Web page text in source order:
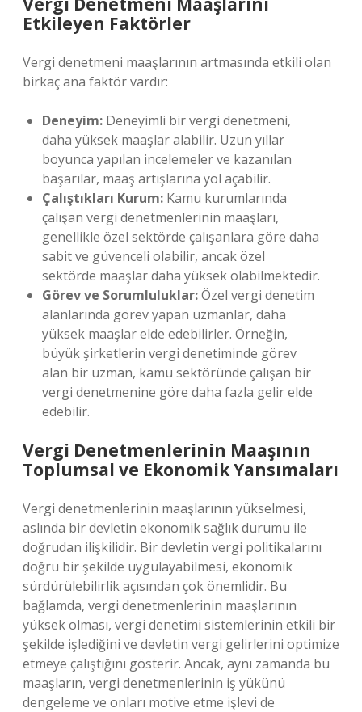
Etkileyen Faktörler
Vergi denetmeni maaşlarının artmasında etkili olan
birkaç ana faktör vardır:
Deneyim: Deneyimli bir vergi denetmeni,
daha yüksek maaşlar alabilir. Uzun yıllar
boyunca yapılan incelemeler ve kazanılan
başarılar, maaş artışlarına yol açabilir.
Çalıştıkları Kurum: Kamu kurumlarında
çalışan vergi denetmenlerinin maaşları,
genellikle özel sektörde çalışanlara göre daha
sabit ve güvenceli olabilir, ancak özel
sektörde maaşlar daha yüksek olabilmektedir.
Görev ve Sorumluluklar:Özel vergi denetim
alanlarında görev yapan uzmanlar, daha
yüksek maaşlar elde edebilirler. Örneğin,
büyük şirketlerin vergi denetiminde görev
alan bir uzman, kamu sektöründe çalışan bir
vergi denetmenine göre daha fazla gelir elde
edebilir.
Vergi Denetmenlerinin Maaşının
Toplumsal ve Ekonomik Yansımaları
Vergi denetmenlerinin maaşlarının yükselmesi,
aslında bir devletin ekonomik sağlık durumu ile
doğrudan ilişkilidir. Bir devletin vergi politikalarını
doğru bir şekilde uygulayabilmesi, ekonomik
sürdürülebilirlik açısından çok önemlidir. Bu
bağlamda, vergi denetmenlerinin maaşlarının
yüksek olması, vergi denetimi sistemlerinin etkili bir
şekilde işlediğini ve devletin vergi gelirlerini optimize
etmeye çalıştığını gösterir. Ancak, aynı zamanda bu
maaşların, vergi denetmenlerinin iş yükünü
dengeleme ve onları motive etme işlevi de